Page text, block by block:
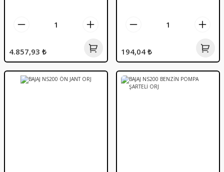
4.857,93 ₺ 194,04 ₺